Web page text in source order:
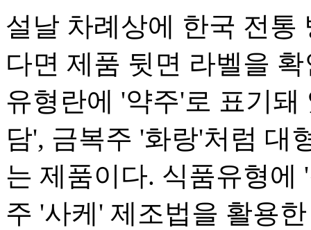
설날 차례상에 한국 전통
다면 제품 뒷면 라벨을
유형란에 '약주'로 표기
담', 금복주 '화랑'처럼 대
는 제품이다. 식품유형에
주 '사케' 제조법을 활용